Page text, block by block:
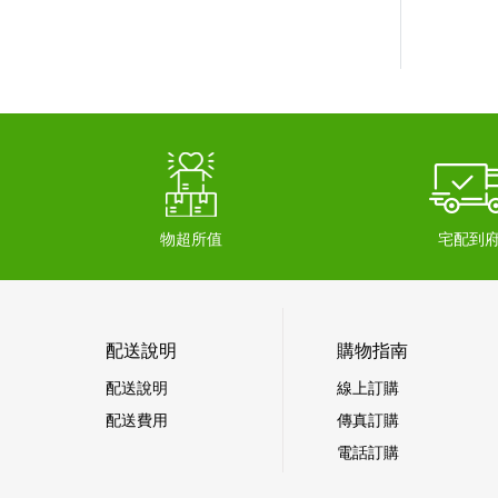
物超所值 宅配到
配送說明
配送說明
配送費用
購物指南
線上訂購
傳真訂購
電話訂購